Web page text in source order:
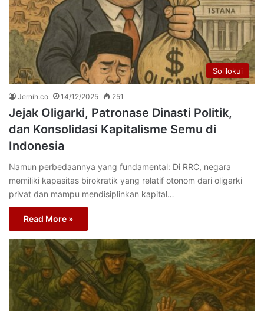
Solilokui
Jernih.co 14/12/2025 251
Jejak Oligarki, Patronase Dinasti Politik,
dan Konsolidasi Kapitalisme Semu di
Indonesia
Namun perbedaannya yang fundamental: Di RRC, negara
memiliki kapasitas birokratik yang relatif otonom dari oligarki
privat dan mampu mendisiplinkan kapital…
Read More »